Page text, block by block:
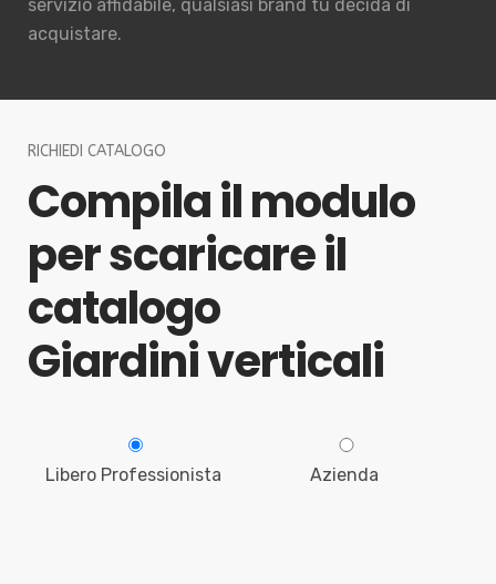
servizio affidabile, qualsiasi brand tu decida di
acquistare.
RICHIEDI CATALOGO
Compila il modulo
per scaricare il
catalogo
Giardini verticali
Libero Professionista Azienda